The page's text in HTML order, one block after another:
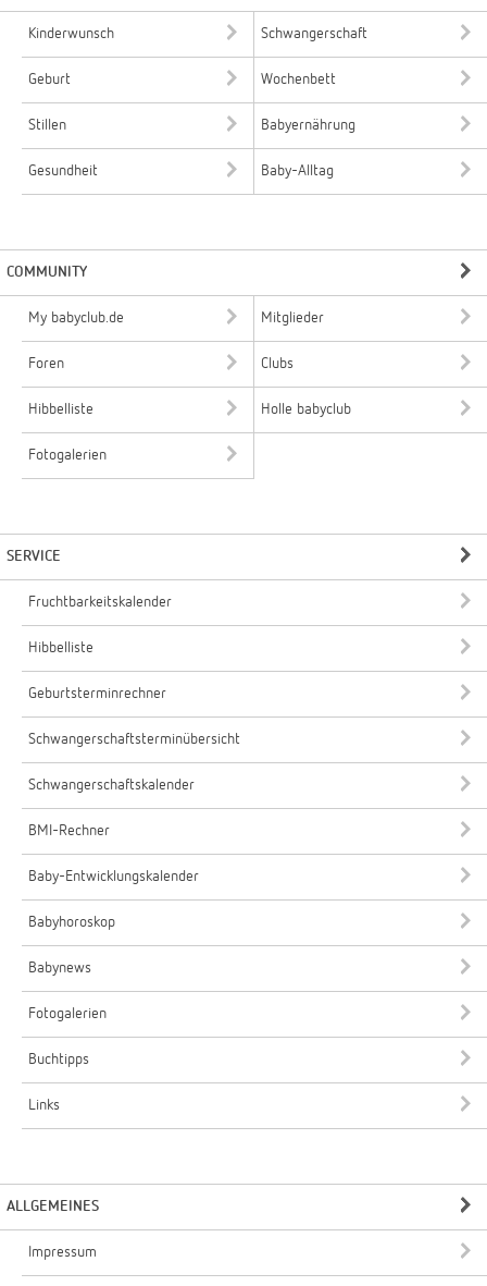
Kinderwunsch Schwangerschaft
Geburt Wochenbett
Stillen Babyernährung
Gesundheit Baby-Alltag
COMMUNITY
My babyclub.de Mitglieder
Foren Clubs
Hibbelliste Holle babyclub
Fotogalerien
SERVICE
Fruchtbarkeitskalender
Hibbelliste
Geburtsterminrechner
Schwangerschaftsterminübersicht
Schwangerschaftskalender
BMI-Rechner
Baby-Entwicklungskalender
Babyhoroskop
Babynews
Fotogalerien
Buchtipps
Links
ALLGEMEINES
Impressum